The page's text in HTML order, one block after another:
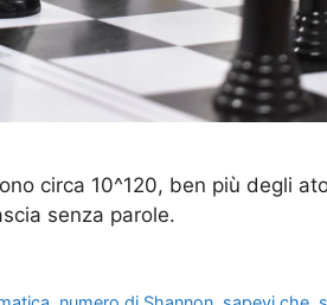
circa 10^120, ben più degli
senza parole.